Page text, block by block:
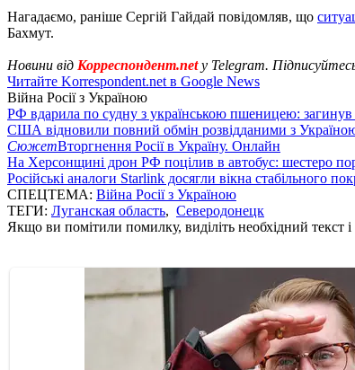
Нагадаємо, раніше Сергій Гайдай повідомляв, що
Бахмут.
Новини від Корреспондент.netу Telegram.
Читайте Korrespondent.net в Google News
Війна Росії з Україною
РФ вдарила по судну з українською пшеницею:
США відновили повний обмін розвідданими з
СюжетВторгнення Росії в Україну. Онлайн
На Херсонщині дрон РФ поцілив в автобус: шестеро
Російські аналоги Starlink досягли вікна стабільного
СПЕЦТЕМА: Війна Росії з Україною
ТЕГИ: Луганская область, Северодонецк
Якщо ви помітили помилку, виділіть необхідний текст